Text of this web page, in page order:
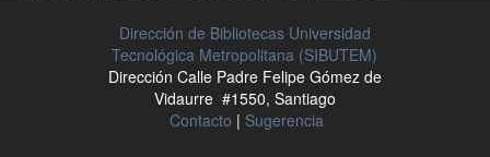
Dirección de Bibliotecas Universidad
Tecnológica Metropolitana (SIBUTEM)
Dirección Calle Padre Felipe Gómez de
Vidaurre #1550, Santiago
Contacto | Sugerencia